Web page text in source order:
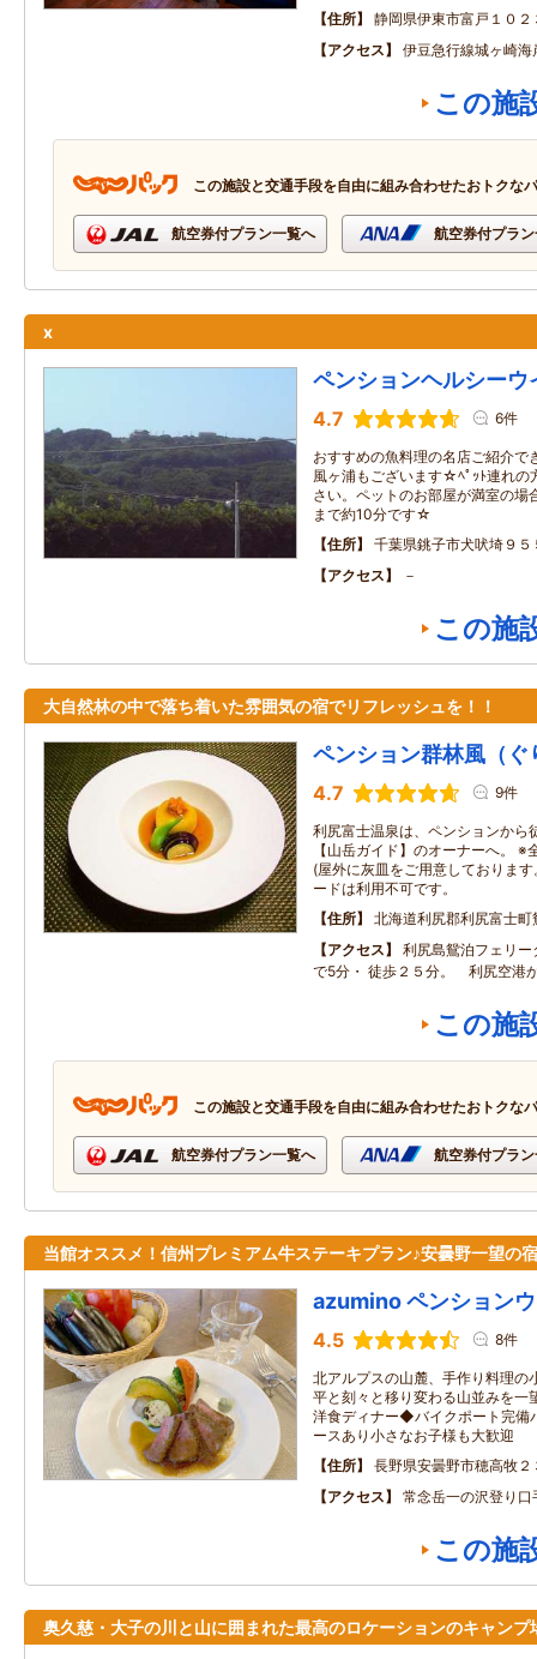
住所
静岡県伊東市富戸１０２
アクセス
伊豆急行線城ヶ崎
この施
この施設と交通手段を自由に組み合わせたおトクな
航空券付プラン一覧へ 航空券付プラ
x
ペンションヘルシーウ
4.7 6件
おすすめの魚料理の名店ご紹介で
風ヶ浦もございます☆ﾍﾟｯﾄ連れの
さい。ペットのお部屋が満室の場
まで約10分です☆
住所
千葉県銚子市犬吠埼９５
アクセス
－
この施
大自然林の中で落ち着いた雰囲気の宿でリフレッシュを！！
ペンション群林風（ぐ
4.7 9件
利尻富士温泉は、ペンションから
【山岳ガイド】のオーナーへ。
(屋外に灰皿をご用意しておりま
ードは利用不可です。
住所
北海道利尻郡利尻富士町
アクセス
利尻島鴛泊フェリ
で5分・ 徒歩２５分。 利尻空港
この施
この施設と交通手段を自由に組み合わせたおトクな
航空券付プラン一覧へ 航空券付プラ
当館オススメ！信州プレミアム牛ステーキプラン♪安曇野一望の宿
azumino ペンション
4.5 8件
北アルプスの山麓、手作り料理
平と刻々と移り変わる山並みを
洋食ディナー◆バイクポート完
ースあり小さなお子様も大歓迎
住所
長野県安曇野市穂高牧２
アクセス
常念岳一の沢登り口
この施
奥久慈・大子の川と山に囲まれた最高のロケーションのキャンプ